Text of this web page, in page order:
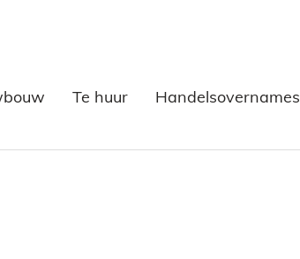
Te huur Handelsovernames